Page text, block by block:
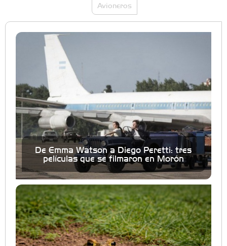
Avioneros
De Emma Watson a Diego Peretti: tres
películas que se filmaron en Morón